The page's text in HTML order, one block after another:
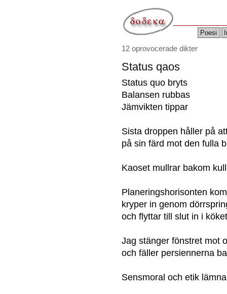
Poesi
12 oprovocerade dikter
Status qaos
Status quo bryts
Balansen rubbas
Jämvikten tippar
Sista droppen håller på
på sin färd mot den fulla
Kaoset mullrar bakom
Planeringshorisonten
kryper in genom
och flyttar till slut in i köket
Jag stänger fönstret mot
och fäller persiennerna
Sensmoral och etik